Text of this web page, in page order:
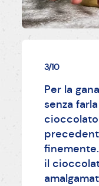
3/10
Per la
senza
il